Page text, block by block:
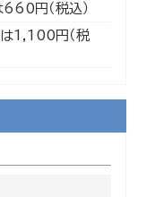
円（税込）
1,100円（税